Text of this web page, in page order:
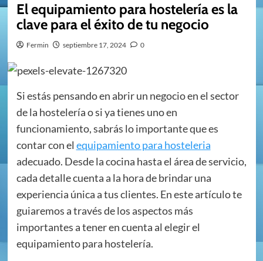
El equipamiento para hostelería es la
clave para el éxito de tu negocio
Fermin septiembre 17, 2024 0
Si estás pensando en abrir un negocio en el sector
de la hostelería o si ya tienes uno en
funcionamiento, sabrás lo importante que es
contar con el equipamiento para hosteleria
adecuado. Desde la cocina hasta el área de servicio,
cada detalle cuenta a la hora de brindar una
experiencia única a tus clientes. En este artículo te
guiaremos a través de los aspectos más
importantes a tener en cuenta al elegir el
equipamiento para hostelería.